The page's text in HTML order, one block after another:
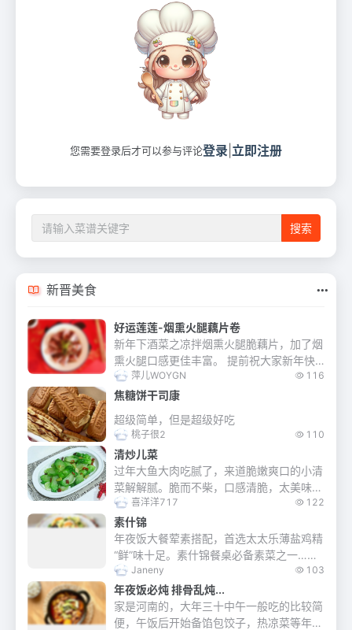
您需要登录后才可以参与评论登录 立即注册
新晋美食
好运莲莲-烟熏火腿藕片卷
新年下酒菜之凉拌烟熏火腿脆藕片，加了烟
熏火腿口感更佳丰富。 提前祝大家新年快
乐！好运连连！
萍儿WOYGN 116
焦糖饼干司康
超级简单，但是超级好吃
桃子很2 110
清炒儿菜
过年大鱼大肉吃腻了，来道脆嫩爽口的小清
菜解解腻。脆而不柴，口感清脆，太美味
了。喜洋洋717 122
素什锦
年夜饭大餐荤素搭配，首选太太乐薄盐鸡精
“鲜”味十足。素什锦餐桌必备素菜之一…素
什锦菜非常美味，由许多不同品种的蔬菜，
水沸川烫至熟。统一在锅里煸炒一下，烩在
一起，加...
Janeny 103
年夜饭必炖 排骨乱炖...
家是河南的，大年三十中午一般吃的比较简
便，午饭后开始备馅包饺子，热凉菜等年夜